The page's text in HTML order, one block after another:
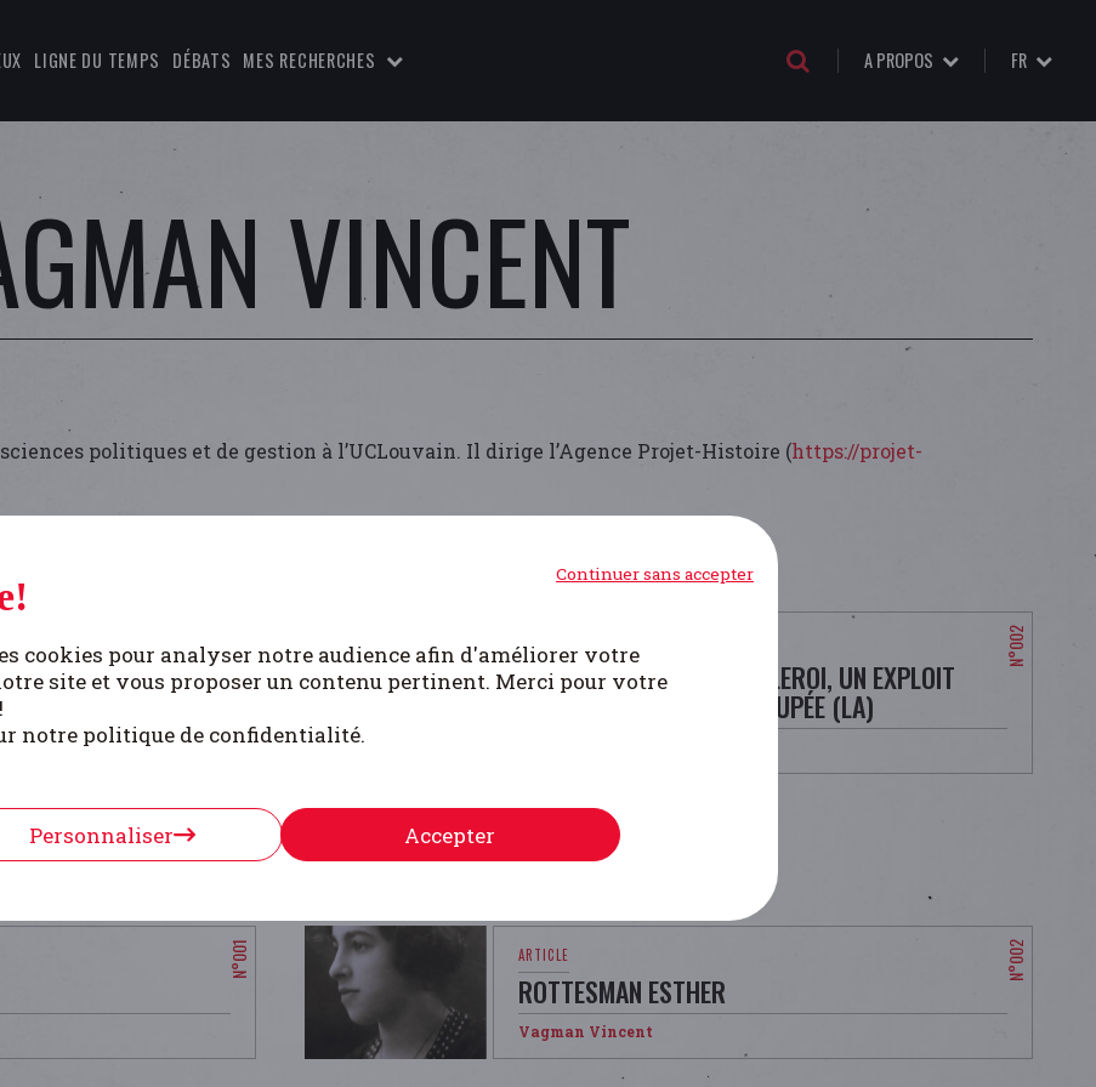
LIGNE DU TEMPS DÉBATS MES RECHERCHES A PROPOS FR
VINCENT
politiques et de gestion à l’UCLouvain. Il dirige l’Agence Projet-Histoire (https://projet-
TRANSMISE AUX RAFLE AVORTÉE DE CHARLEROI, UN EXPLOIT
UNIQUE EN BELGIQUE OCCUPÉE (LA)
ROTTESMAN ESTHER
Vagman Vincent
cookies pour analyser notre audience afin d'améliorer votre
site et vous proposer un contenu pertinent. Merci pour votre
notre politique de confidentialité.
Personnaliser Accepter
Continuer sans accepter